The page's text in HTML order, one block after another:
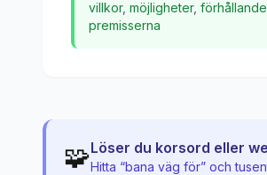
villkor, möjligheter,
premisserna
🧩Löser du korsord eller
Hitta “bana väg för” och